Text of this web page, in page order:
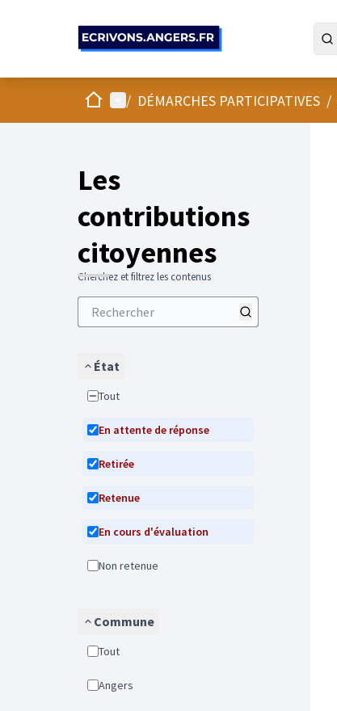
AccueilMenu principal
/ DÉMARCHES PARTICIPATIVES /
Les
contributions
citoyennes
Cherchez et filtrez les contenus
État
Tout
En attente de réponse
Retirée
Retenue
En cours d'évaluation
Non retenue
Commune
Tout
Angers